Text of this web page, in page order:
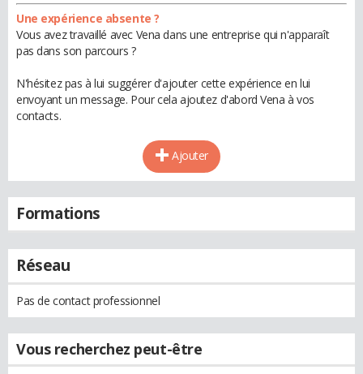
Une expérience absente ?
Vous avez travaillé avec Vena dans une entreprise qui n'apparaît
pas dans son parcours ?
N'hésitez pas à lui suggérer d'ajouter cette expérience en lui
envoyant un message. Pour cela ajoutez d'abord Vena à vos
contacts.
Ajouter
Formations
Réseau
Pas de contact professionnel
Vous recherchez peut-être